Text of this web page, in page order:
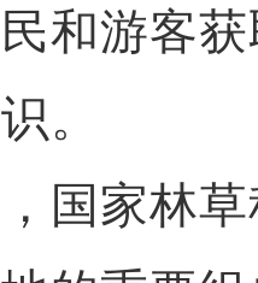
和游客
。
家林草